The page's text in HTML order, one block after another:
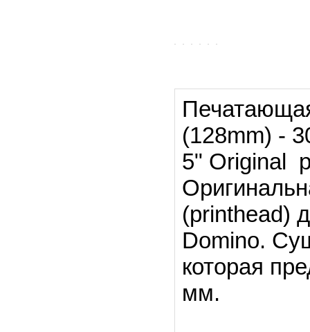
(128mm) -
5" Original
(printhead)
Domino.
которая
мм.